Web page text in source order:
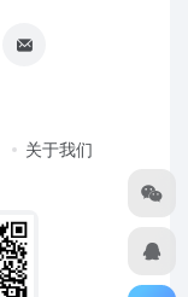
关于我们